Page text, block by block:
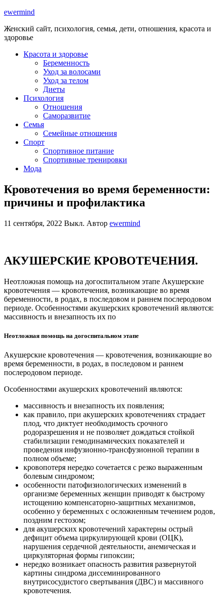
ewermind
Женский сайт, психология, семья, дети, отношения, красота и
здоровье
Красота и здоровье
Беременность
Уход за волосами
Уход за телом
Диеты
Психология
Отношения
Саморазвитие
Семья
Семейные отношения
Спорт
Спортивное питание
Спортивные тренировки
Мода
Кровотечения во время беременности:
причины и профилактика
11 сентября, 2022 Выкл. Автор ewermind
АКУШЕРСКИЕ КРОВОТЕЧЕНИЯ.
Неотложная помощь на догоспитальном этапе Акушерские
кровотечения — кровотечения, возникающие во время
беременности, в родах, в последовом и раннем послеродовом
периоде. Особенностями акушерских кровотечений являются:
массивность и внезапность их по
Неотложная помощь на догоспитальном этапе
Акушерские кровотечения — кровотечения, возникающие во
время беременности, в родах, в последовом и раннем
послеродовом периоде.
Особенностями акушерских кровотечений являются:
массивность и внезапность их появления;
как правило, при акушерских кровотечениях страдает
плод, что диктует необходимость срочного
родоразрешения и не позволяет дождаться стойкой
стабилизации гемодинамических показателей и
проведения инфузионно-трансфузионной терапии в
полном объеме;
кровопотеря нередко сочетается с резко выраженным
болевым синдромом;
особенности патофизиологических изменений в
организме беременных женщин приводят к быстрому
истощению компенсаторно-защитных механизмов,
особенно у беременных с осложненным течением родов,
поздним гестозом;
для акушерских кровотечений характерны острый
дефицит объема циркулирующей крови (ОЦК),
нарушения сердечной деятельности, анемическая и
циркуляторная формы гипоксии;
нередко возникает опасность развития развернутой
картины синдрома диссеминированного
внутрисосудистого свертывания (ДВС) и массивного
кровотечения.